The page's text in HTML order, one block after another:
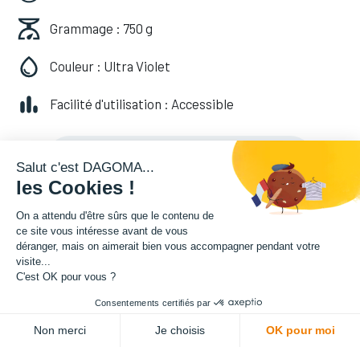
Grammage : 750 g
Couleur : Ultra Violet
Facilité d'utilisation : Accessible
20,82€HT
(20,82 TVA comprise)
Salut c'est DAGOMA...
les Cookies !
On a attendu d'être sûrs que le contenu de
ce site vous intéresse avant de vous
déranger, mais on aimerait bien vous accompagner pendant votre
visite...
C'est OK pour vous ?
Consentements certifiés par
Non merci Je choisis OK pour moi